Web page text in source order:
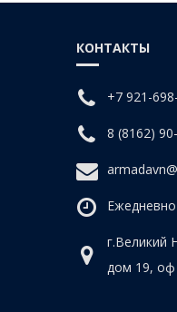
КОНТАКТЫ
+7 921-
8 (8162)
г.Великий
дом 19, оф